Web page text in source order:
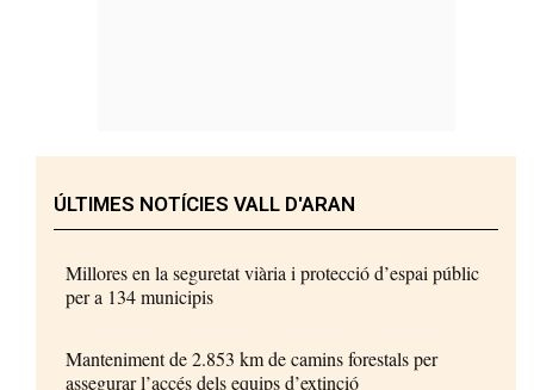
ÚLTIMES NOTÍCIES VALL D'ARAN
Millores en la seguretat viària i protecció d’espai públic
per a 134 municipis
Manteniment de 2.853 km de camins forestals per
assegurar l’accés dels equips d’extinció